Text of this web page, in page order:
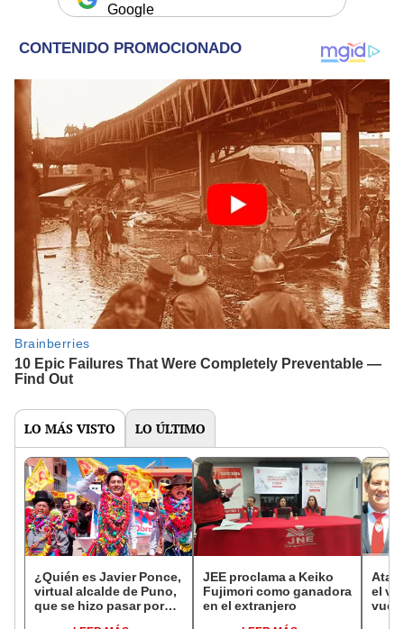
Google
LO MÁS VISTO LO ÚLTIMO
¿Quién es Javier Ponce,
virtual alcalde de Puno,
que se hizo pasar por
JEE proclama a Keiko
Fujimori como ganadora
en el extranjero
el